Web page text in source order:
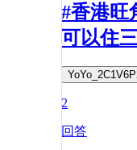
#香港旺
可以住
2
回答